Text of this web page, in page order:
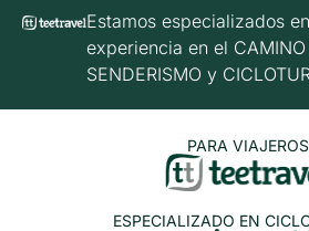
Estamos especializados
experiencia en el
SENDERISMO y
PARA VIAJEROS
ESPECIALIZADO EN